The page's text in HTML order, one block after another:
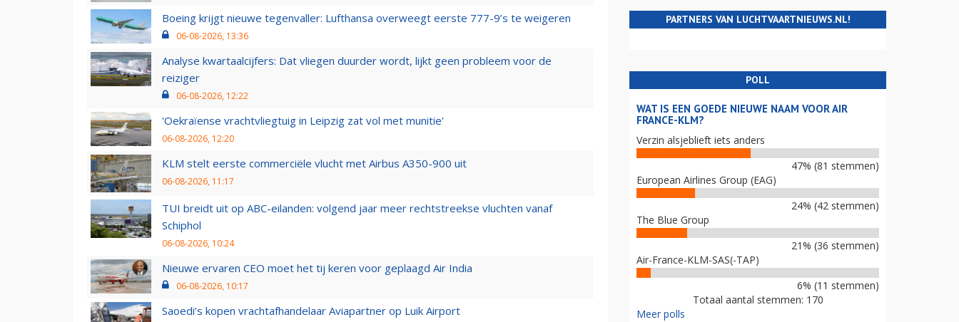
Boeing krijgt nieuwe tegenvaller: Lufthansa overweegt eerste 777-9’s te weigeren
06-08-2026, 13:36
Analyse kwartaalcijfers: Dat vliegen duurder wordt, lijkt geen probleem voor de
reiziger
06-08-2026, 12:22
'Oekraïense vrachtvliegtuig in Leipzig zat vol met munitie'
06-08-2026, 12:20
KLM stelt eerste commerciële vlucht met Airbus A350-900 uit
06-08-2026, 11:17
TUI breidt uit op ABC-eilanden: volgend jaar meer rechtstreekse vluchten vanaf
Schiphol
06-08-2026, 10:24
Nieuwe ervaren CEO moet het tij keren voor geplaagd Air India
06-08-2026, 10:17
Saoedi’s kopen vrachtafhandelaar Aviapartner op Luik Airport
PARTNERS VAN LUCHTVAARTNIEUWS.NL!
POLL
WAT IS EEN GOEDE NIEUWE NAAM VOOR AIR
FRANCE-KLM?
Verzin alsjeblieft iets anders
47% (81 stemmen)
European Airlines Group (EAG)
24% (42 stemmen)
The Blue Group
21% (36 stemmen)
Air-France-KLM-SAS(-TAP)
6% (11 stemmen)
Totaal aantal stemmen: 170
Meer polls